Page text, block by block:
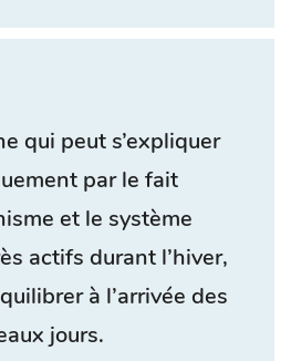
qui peut s’expliquer
par le fait
et le système
actifs durant l’hiver,
à l’arrivée des
jours.